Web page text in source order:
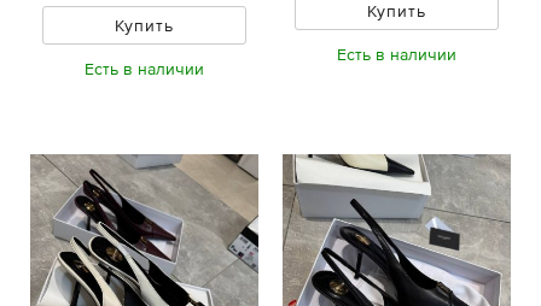
Купить
Есть в наличии
Купить
Есть в наличии